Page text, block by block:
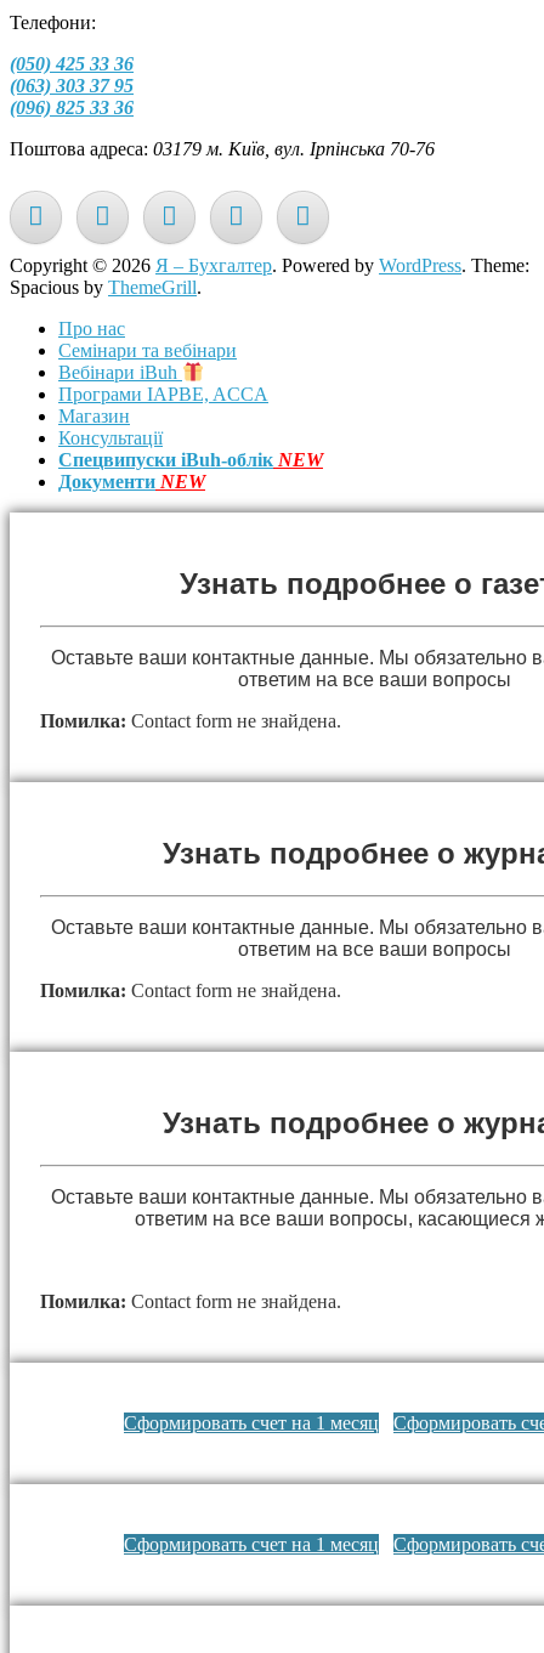
Телефони:
(050) 425 33 36
(063) 303 37 95
(096) 825 33 36
Поштова адреса: 03179 м. Київ, вул. Ірпінська 70-76
Copyright © 2026 Я – Бухгалтер. Powered by WordPress. Theme:
Spacious by ThemeGrill.
Про нас
Семінари та вебінари
Вебінари iBuh
Програми IAPBE, ACCA
Магазин
Консультації
Спецвипуски iBuh-облік NEW
Документи NEW
Узнать подробнее о
Оставьте ваши контактные данные. Мы обязательно
ответим на все ваши вопросы
Помилка: Contact form не знайдена.
Узнать подробнее о
Оставьте ваши контактные данные. Мы обязательно
ответим на все ваши вопросы
Помилка: Contact form не знайдена.
Узнать подробнее о
Оставьте ваши контактные данные. Мы обязательно
ответим на все ваши вопросы, касающиеся
Помилка: Contact form не знайдена.
Сформировать счет на 1 месяц Сформировать
Сформировать счет на 1 месяц Сформировать